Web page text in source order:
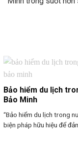
Bảo hiểm du lịch
Bảo Minh
“Bảo hiểm du lịch trong
biện pháp hữu hiệu để